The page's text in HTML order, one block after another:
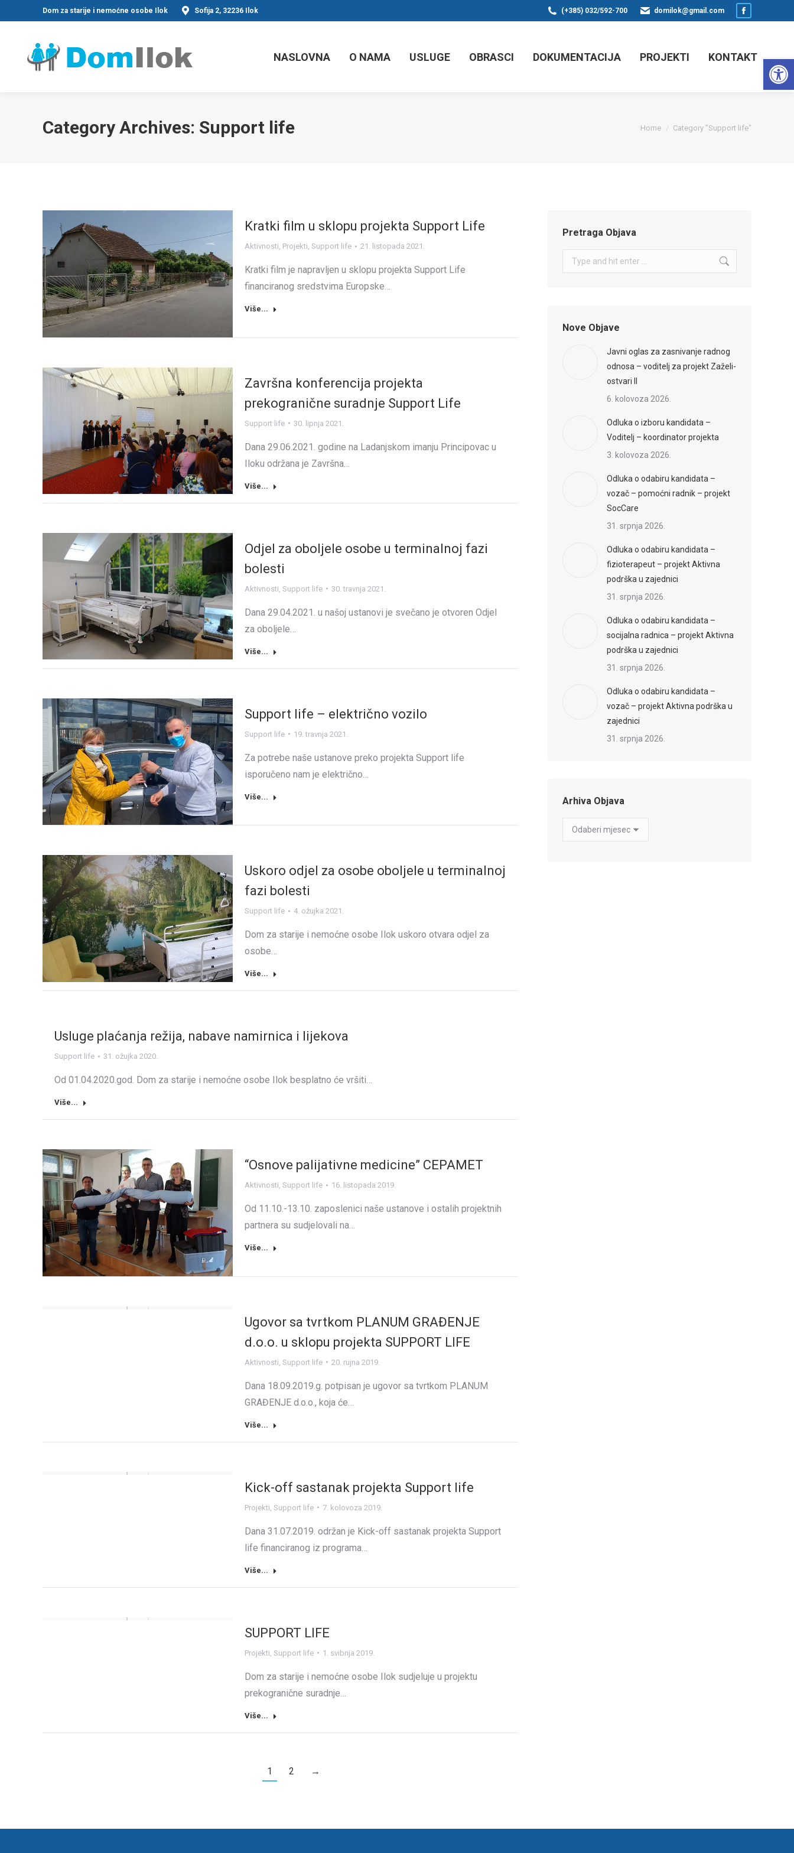
Dom za starije i nemoćne osobe Ilok Sofija 2, 32236 Ilok (+385) 032/592-700 domilok@gmail.com
Facebook
in
NASLOVNA O NAMA USLUGE OBRASCI DOKUMENTACIJA PROJEKTI KONTAKT
Category Archives: Support life You are here:
Home Category "Support life"
Kratki film u sklopu projekta Support Life
Aktivnosti, Projekti, Support life 21. listopada 2021.
Kratki film je napravljen u sklopu projekta Support Life
financiranog sredstvima Europske…
Više...
Završna konferencija projekta
prekogranične suradnje Support Life
Support life 30. lipnja 2021.
Dana 29.06.2021. godine na Ladanjskom imanju Principovac u
Iloku održana je Završna…
Više...
Odjel za oboljele osobe u terminalnoj fazi
bolesti
Aktivnosti Support life 30. travnja 2021.
Dana 29.04.2021. u našoj ustanovi je svečano je otvoren Odjel
za oboljele…
Više...
Support life – električno vozilo
Support life 19. travnja 2021.
Za potrebe naše ustanove preko projekta Support life
isporučeno nam je električno…
Više...
Uskoro odjel za osobe oboljele u terminalnoj
fazi bolesti
Support life 4. ožujka 2021.
Dom za starije i nemoćne osobe Ilok uskoro otvara odjel za
osobe…
Više...
Usluge plaćanja režija, nabave namirnica i lijekova
Support life 31. ožujka 2020.
Od 01.04.2020.god. Dom za starije i nemoćne osobe Ilok besplatno će vršiti…
Više...
“Osnove palijativne medicine” CEPAMET
Aktivnosti, Support life 16. listopada 2019.
Od 11.10.-13.10. zaposlenici naše ustanove i ostalih projektnih
partnera su sudjelovali na…
Više...
Ugovor sa tvrtkom PLANUM GRAĐENJE
d.o.o. u sklopu projekta SUPPORT LIFE
Aktivnosti Support life 20. rujna 2019.
Dana 18.09.2019.g. potpisan je ugovor sa tvrtkom PLANUM
GRAĐENJE d.o.o., koja će…
Više...
Kick-off sastanak projekta Support life
Projekti Support life 7. kolovoza 2019.
Dana 31.07.2019. održan je Kick-off sastanak projekta Support
life financiranog iz programa…
Više...
SUPPORT LIFE
Projekti Support life 1. svibnja 2019.
Dom za starije i nemoćne osobe Ilok sudjeluje u projektu
prekogranične suradnje…
Više...
1 2 →
Pretraga Objava
Search:
Nove Objave
Javni oglas za zasnivanje radnog
odnosa – voditelj za projekt Zaželi-
ostvari II
6. kolovoza 2026.
Odluka o izboru kandidata –
Voditelj – koordinator projekta
3. kolovoza 2026.
Odluka o odabiru kandidata –
vozač – pomoćni radnik – projekt
SocCare
31. srpnja 2026.
Odluka o odabiru kandidata –
fizioterapeut – projekt Aktivna
podrška u zajednici
31. srpnja 2026.
Odluka o odabiru kandidata –
socijalna radnica – projekt Aktivna
podrška u zajednici
31. srpnja 2026.
Odluka o odabiru kandidata –
vozač – projekt Aktivna podrška u
zajednici
31. srpnja 2026.
Arhiva Objava
Arhiva
Objava